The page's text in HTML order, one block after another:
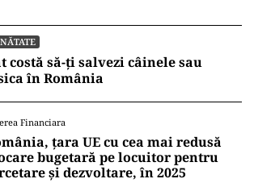
costă să-ți salvezi câinele sau
în România
Financiara
țara UE cu cea mai redusă
bugetară pe locuitor pentru
și dezvoltare, în 2025